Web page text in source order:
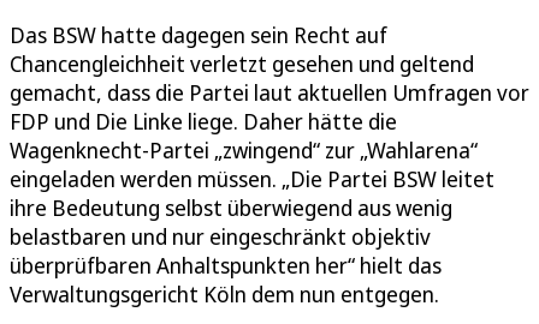
Das BSW hatte dagegen sein Recht auf
Chancengleichheit verletzt gesehen und geltend
gemacht, dass die Partei laut aktuellen Umfragen vor
FDP und Die Linke liege. Daher hätte die
Wagenknecht-Partei „zwingend“ zur „Wahlarena“
eingeladen werden müssen. „Die Partei BSW leitet
ihre Bedeutung selbst überwiegend aus wenig
belastbaren und nur eingeschränkt objektiv
überprüfbaren Anhaltspunkten her“ hielt das
Verwaltungsgericht Köln dem nun entgegen.